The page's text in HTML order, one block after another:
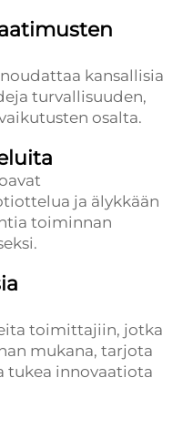
kansallisia
turvallisuuden,
osalta.
ja älykkään
toiminnan
toimittajiin, jotka
mukana, tarjota
tukea innovaatiota